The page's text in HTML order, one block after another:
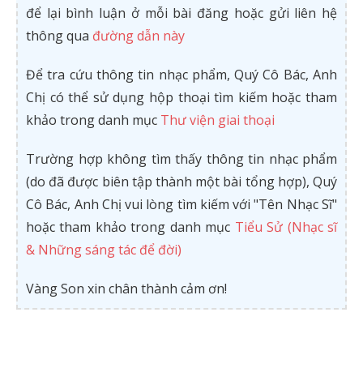
để lại bình luận ở mỗi bài đăng hoặc gửi liên hệ
thông qua đường dẫn này
Để tra cứu thông tin nhạc phẩm, Quý Cô Bác, Anh
Chị có thể sử dụng hộp thoại tìm kiếm hoặc tham
khảo trong danh mục Thư viện giai thoại
Trường hợp không tìm thấy thông tin nhạc phẩm
(do đã được biên tập thành một bài tổng hợp), Quý
Cô Bác, Anh Chị vui lòng tìm kiếm với "Tên Nhạc Sĩ"
hoặc tham khảo trong danh mục Tiểu Sử (Nhạc sĩ
& Những sáng tác để đời)
Vàng Son xin chân thành cảm ơn!